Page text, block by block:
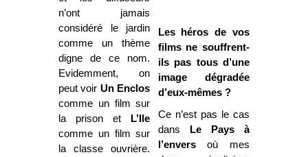
n’ont jamais
considéré le jardin
comme un thème
digne de ce nom.
Evidemment, on
peut voir Un Enclos
comme un film sur
la prison et
L’Ile
comme un film sur
la classe ouvrière.
Les héros de vos
films ne souffrent-
ils pas tous d’une
image dégradée
d’eux-mêmes ?
Ce n’est pas le cas
dans
Le Pays à
l’enversoù mes